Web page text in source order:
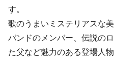
す。
歌のうまいミステリアスな
バンドのメンバー、伝説の
た父など魅力のある登場人物